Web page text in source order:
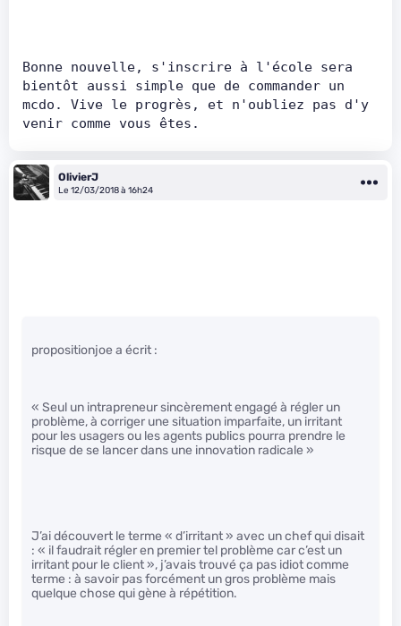
Bonne nouvelle, s'inscrire à l'école sera
bientôt aussi simple que de commander un
mcdo. Vive le progrès, et n'oubliez pas d'y
venir comme vous êtes.
OlivierJ
Le 12/03/2018 à 16h24
propositionjoe a écrit :
« Seul un intrapreneur sincèrement engagé à régler un
problème, à corriger une situation imparfaite, un irritant
pour les usagers ou les agents publics pourra prendre le
risque de se lancer dans une innovation radicale »
J’ai découvert le terme « d’irritant » avec un chef qui disait
: « il faudrait régler en premier tel problème car c’est un
irritant pour le client », j’avais trouvé ça pas idiot comme
terme : à savoir pas forcément un gros problème mais
quelque chose qui gène à répétition.